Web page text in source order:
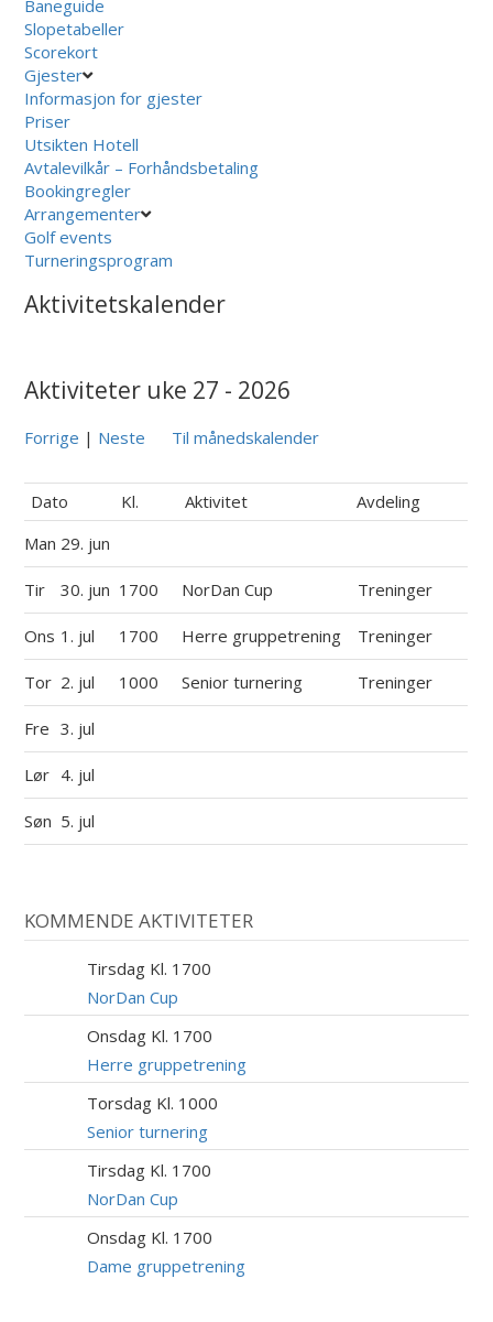
Baneguide
Slopetabeller
Scorekort
Gjester
Informasjon for gjester
Priser
Utsikten Hotell
Avtalevilkår – Forhåndsbetaling
Bookingregler
Arrangementer
Golf events
Turneringsprogram
Aktivitetskalender
Aktiviteter uke 27 - 2026
Forrige | Neste Til månedskalender
Dato Kl. Aktivitet
Avdeling
Man 29. jun
Tir 30. jun 1700 NorDan Cup Treninger
Ons 1. jul 1700 Herre gruppetrening Treninger
Tor 2. jul 1000 Senior turnering Treninger
Fre 3. jul
Lør 4. jul
Søn 5. jul
KOMMENDE AKTIVITETER
Tirsdag Kl. 1700
NorDan Cup
Onsdag Kl. 1700
Herre gruppetrening
Torsdag Kl. 1000
Senior turnering
Tirsdag Kl. 1700
NorDan Cup
Onsdag Kl. 1700
Dame gruppetrening